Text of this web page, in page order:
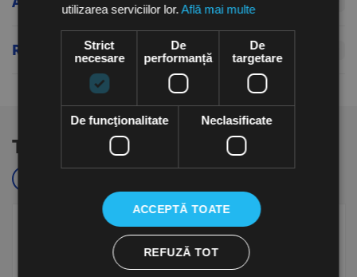
Recenzii produs
Te-ar putea interesa si...
utilizarea serviciilor lor.Află mai multe
Strict
necesare
De
performanță
De
targetare
De funcţionalitate Neclasificate
ACCEPTĂ TOATE
REFUZĂ TOT